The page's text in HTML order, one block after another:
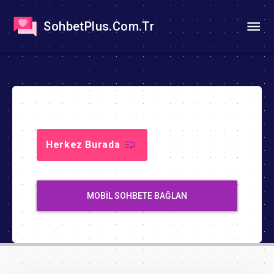
SohbetPlus.Com.Tr
Herkez Burada
MOBIL SOHBETE BAĞLAN